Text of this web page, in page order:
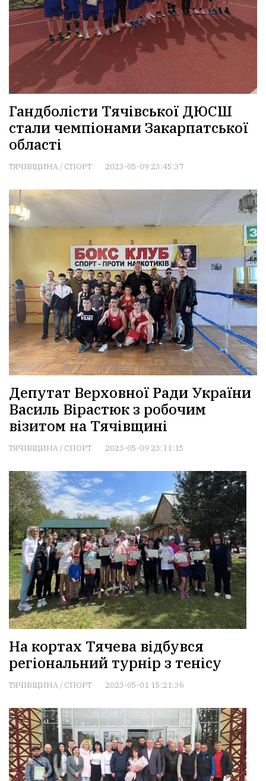
Гандболісти Тячівської ДЮСШ
стали чемпіонами Закарпатської
області
ТЯЧІВЩИНА/ СПОРТ 2023-05-09 23:45:37
Депутат Верховної Ради України
Василь Вірастюк з робочим
візитом на Тячівщині
ТЯЧІВЩИНА/ СПОРТ 2023-05-09 23:11:15
На кортах Тячева відбувся
регіональний турнір з тенісу
ТЯЧІВЩИНА/ СПОРТ 2023-05-01 15:21:36